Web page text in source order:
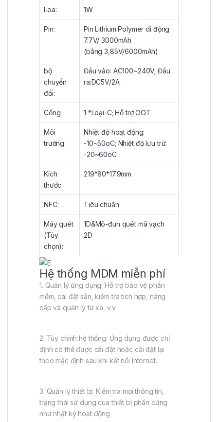
Loa: 1W
Pin:
Pin Lithium Polymer di động
7.7V/ 3000mAh
(bằng 3,85V/6000mAh)
bộ
chuyển
đổi:
Đầu vào: AC100~240V; Đầu
ra:DC5V/2A
Cổng: 1 *Loại-C; Hỗ trợ OOT
Môi
trường:
Nhiệt độ hoạt động:
-10~50oC; Nhiệt độ lưu trữ:
-20~60oC
Kích
thước:
219*80*17.9mm
NFC: Tiêu chuẩn
Máy quét
(Tùy
chọn):
1D&Mô-đun quét mã vạch
2D
Hệ thống MDM miễn phí
1. Quản lý ứng dụng: Hỗ trợ bảo vệ phần
mềm, cài đặt sẵn, kiểm tra tích hợp, nâng
cấp và quản lý từ xa, v.v.
2. Tùy chỉnh hệ thống: Ứng dụng được chỉ
định có thể được cài đặt hoặc cài đặt lại
theo mặc định sau khi kết nối Internet.
3. Quản lý thiết bị: Kiểm tra mọi thông tin,
trạng thái sử dụng của thiết bị phần cứng
như nhật ký hoạt động